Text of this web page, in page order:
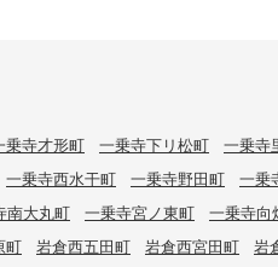
乗寺才形町 一乗寺下リ松町 一乗寺
一乗寺西水干町 一乗寺野田町 一乗
南大丸町 一乗寺宮ノ東町 一乗寺向
町 岩倉西五田町 岩倉西宮田町 岩